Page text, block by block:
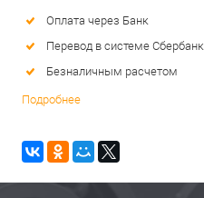
Оплата через Банк
Перевод в системе Сбербанк
Безналичным расчетом
Подробнее